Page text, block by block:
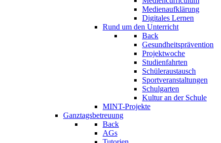
Medienaufklärung
Digitales Lernen
Rund um den Unterricht
Back
Gesundheitsprävention
Projektwoche
Studienfahrten
Schüleraustausch
Sportveranstaltungen
Schulgarten
Kultur an der Schule
MINT-Projekte
Ganztagsbetreuung
Back
AGs